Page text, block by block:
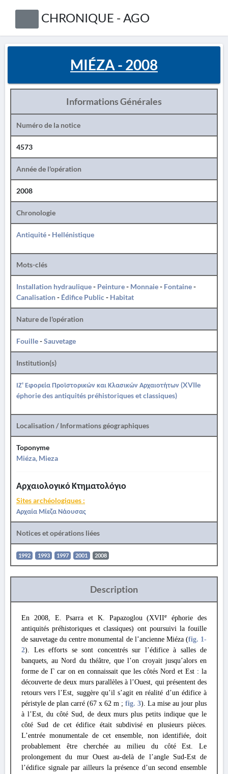
CHRONIQUE - AGO
MIÉZA - 2008
Informations Générales
Numéro de la notice
4573
Année de l'opération
2008
Chronologie
Antiquité- Hellénistique
Mots-clés
Installation hydraulique- Peinture- Monnaie- Fontaine-
Canalisation- Édifice Public- Habitat
Nature de l'opération
Fouille-Sauvetage
Institution(s)
ΙΖ' Εφορεία Προϊστορικών και Κλασικών Αρχαιοτήτων (XVIIe
éphorie des antiquités préhistoriques et classiques)
Localisation / Informations géographiques
Toponyme
Miéza, Mieza
Αρχαιολογικό Κτηματολόγιο
Sites archéologiques :
Αρχαία Μίεζα Νάουσας
Notices et opérations liées
1992 1993 1997 2001 2008
Description
En 2008, E. Psarra et K. Papazoglou (XVIIe
éphorie des
antiquités préhistoriques et classiques) ont poursuivi la fouille
de sauvetage du centre monumental de l’ancienne Miéza (fig. 1-
2). Les efforts se sont concentrés sur l’édifice à salles de
banquets, au Nord du théâtre, que l’on croyait jusqu’alors en
forme de Γ car on en connaissait que les côtés Nord et Est : la
découverte de deux murs parallèles à l’Ouest, qui présentent des
retours vers l’Est, suggère qu’il s’agit en réalité d’un édifice à
péristyle de plan carré (67 x 62 m ; fig. 3). La mise au jour plus
à l’Est, du côté Sud, de deux murs plus petits indique que le
côté Sud de cet édifice était subdivisé en plusieurs pièces.
L’entrée monumentale de cet ensemble, non identifiée, doit
probablement être cherchée au milieu du côté Est. Le
prolongement du mur Ouest au-delà de l’angle Sud-Est de
l’édifice signale par ailleurs la présence d’un second ensemble